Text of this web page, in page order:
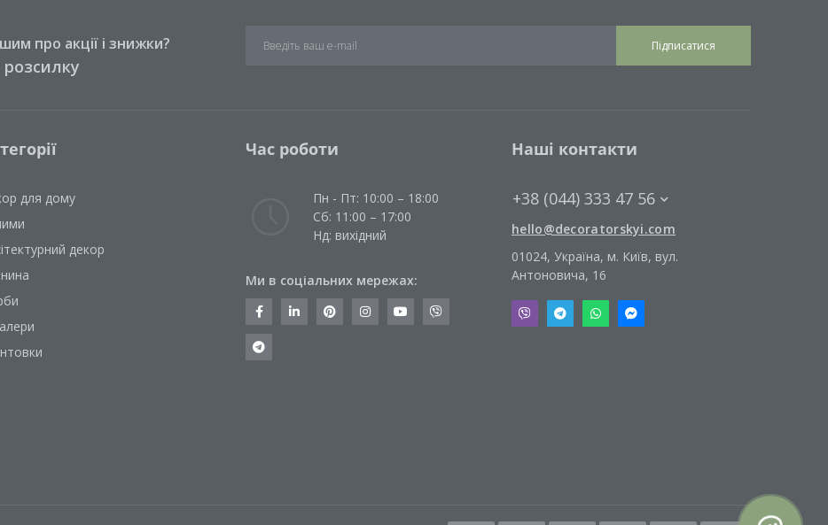
про акції і знижки? Підписатися
для дому
декор
Час роботи
Пн - Пт: 10:00 – 18:00
Сб: 11:00 – 17:00
Нд: вихідний
Ми в соціальних мережах:
Наші контакти
+38 (044) 333 47 56
hello@decoratorskyi.com
01024, Україна, м. Київ, вул.
Антоновича, 16